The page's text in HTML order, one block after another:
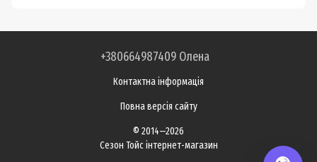
+380664987409 Олена
Контактна інформація
Повна версія сайту
© 2014—2026
Сезон Тойс інтернет-магазин